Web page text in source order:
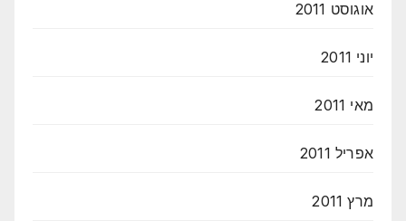
אוגוסט 2011
יוני 2011
מאי 2011
אפריל 2011
מרץ 2011